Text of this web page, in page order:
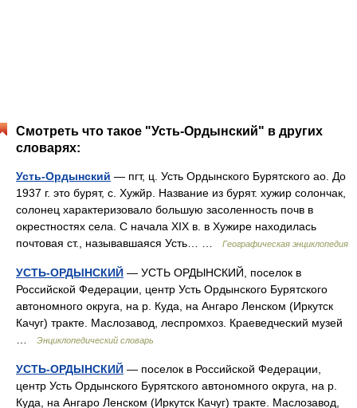
Смотреть что такое "Усть-Ордынский" в других
словарях:
Усть-Ордынский — пгт, ц. Усть Ордынского Бурятского ао. До
1937 г. это бурят, с. Хужйр. Название из бурят. хужир солончак,
солонец характеризовало большую засоленность почв в
окрестностях села. С начала XIX в. в Хужире находилась
почтовая ст., называвшаяся Усть… …
Географическая энциклопедия
УСТЬ-ОРДЫНСКИЙ — УСТЬ ОРДЫНСКИЙ, поселок в
Российской Федерации, центр Усть Ордынского Бурятского
автономного округа, на р. Куда, на Ангаро Ленском (Иркутск
Качуг) тракте. Маслозавод, леспромхоз. Краеведческий музей
Энциклопедический словарь
УСТЬ-ОРДЫНСКИЙ — поселок в Российской Федерации,
центр Усть Ордынского Бурятского автономного округа, на р.
Куда, на Ангаро Ленском (Иркутск Качуг) тракте. Маслозавод,